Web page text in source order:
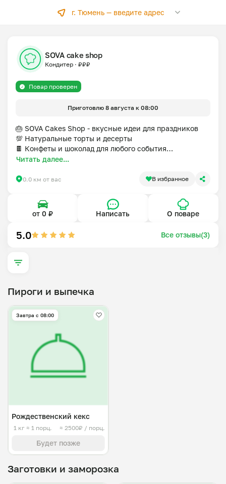
г. Тюмень — введите адрес
SOVA cake shop
Кондитер · ₽₽₽
Повар проверен
Приготовлю 8 августа к 08:00
🎂 SOVA Cakes Shop - вкусные идеи для праздников
💯 Натуральные торты и десерты
🍫 Конфеты и шоколад для любого события
🎁 Уникальный декор & подарки
Читать далее...
0.0 км от вас В избранное
от 0 ₽ Написать О поваре
5.0 Все отзывы(3)
Пироги и выпечка
Завтра c 08:00
Рождественский кекс
1 кг ≈ 1 порц. ≈ 2500₽ / порц.
Будет позже
Заготовки и заморозка